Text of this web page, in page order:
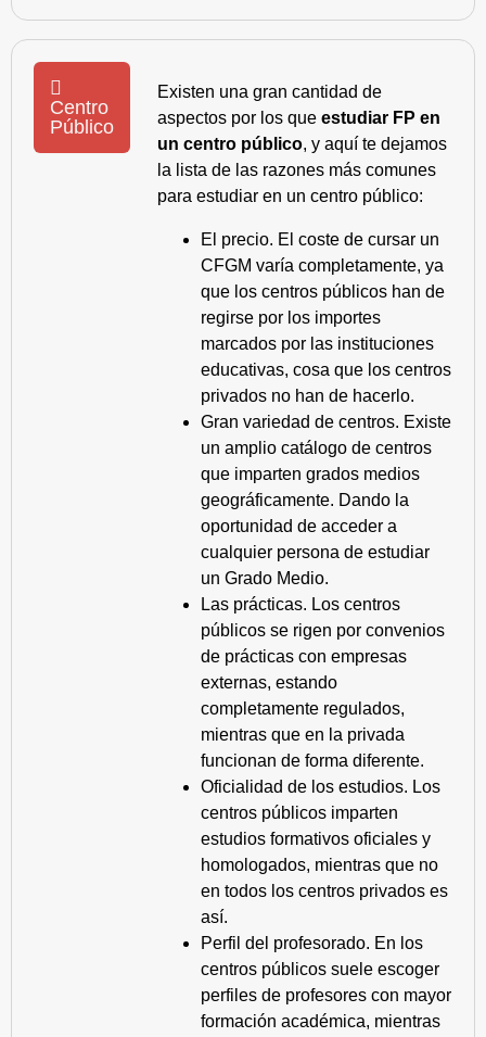
Centro
Público
Existen una gran cantidad de
aspectos por los que estudiar FP en
un centro público, y aquí te dejamos
la lista de las razones más comunes
para estudiar en un centro público:
El precio. El coste de cursar un
CFGM varía completamente, ya
que los centros públicos han de
regirse por los importes
marcados por las instituciones
educativas, cosa que los centros
privados no han de hacerlo.
Gran variedad de centros. Existe
un amplio catálogo de centros
que imparten grados medios
geográficamente. Dando la
oportunidad de acceder a
cualquier persona de estudiar
un Grado Medio.
Las prácticas. Los centros
públicos se rigen por convenios
de prácticas con empresas
externas, estando
completamente regulados,
mientras que en la privada
funcionan de forma diferente.
Oficialidad de los estudios. Los
centros públicos imparten
estudios formativos oficiales y
homologados, mientras que no
en todos los centros privados es
así.
Perfil del profesorado. En los
centros públicos suele escoger
perfiles de profesores con mayor
formación académica, mientras